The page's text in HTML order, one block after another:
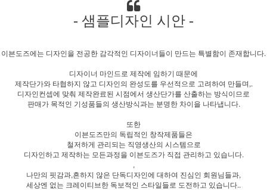
- 샘플디자인 시안 -
이븐도즈에는 디자인을 전공한 감각적인 디자이너들이 만드는 특별함이 존재합니다.
디자이너 마인드로 제작에 임하기 때문에
제작단가와 타협하지 않고 디자인의 완성도를 우선적으로 고려하여 만들며,.
디자인컨셉에 맞춰 제작완료된 시점에서 생산단가를 산출하는 방식이므로
판매가 목적인 기성품들의 생산방식과는 분명한 차이을 나타냅니다.
또한
이븐도즈만의 독립적인 창작제품들은
철저하게 관리되는 직영생산의 시스템으로
디자인하고 제작하는 모든과정을 이븐도즈가 직접 관리하고 있습니다.
,
나만의 핏감과,흔하지 않은 단독디자인에 대하여 진심인 회원님들과,
세상엔 없는 크레이티브한 독보적인 스타일들로 도전하고 있습니다..